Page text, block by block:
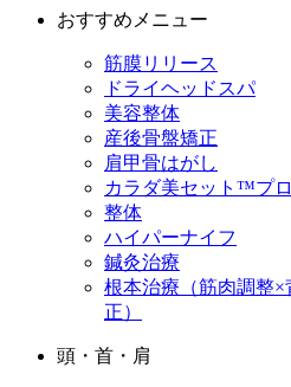
おすすめメニュー
筋膜リリース
ドライヘッドスパ
美容整体
産後骨盤矯正
肩甲骨はがし
カラダ美セット™プ
整体
ハイパーナイフ
鍼灸治療
根本治療（筋肉調整
正）
頭・首・肩